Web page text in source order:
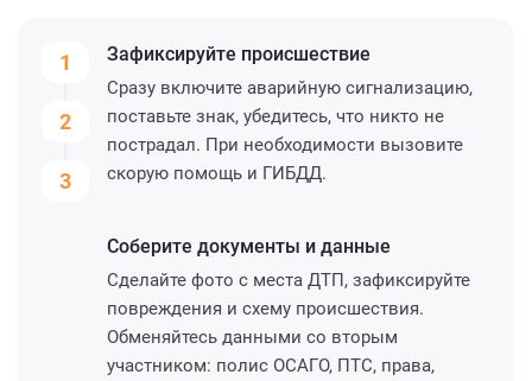
1
2
3
Зафиксируйте происшествие
Сразу включите аварийную сигнализацию,
поставьте знак, убедитесь, что никто не
пострадал. При необходимости вызовите
скорую помощь и ГИБДД.
Соберите документы и данные
Сделайте фото с места ДТП, зафиксируйте
повреждения и схему происшествия.
Обменяйтесь данными со вторым
участником: полис ОСАГО, ПТС, права,